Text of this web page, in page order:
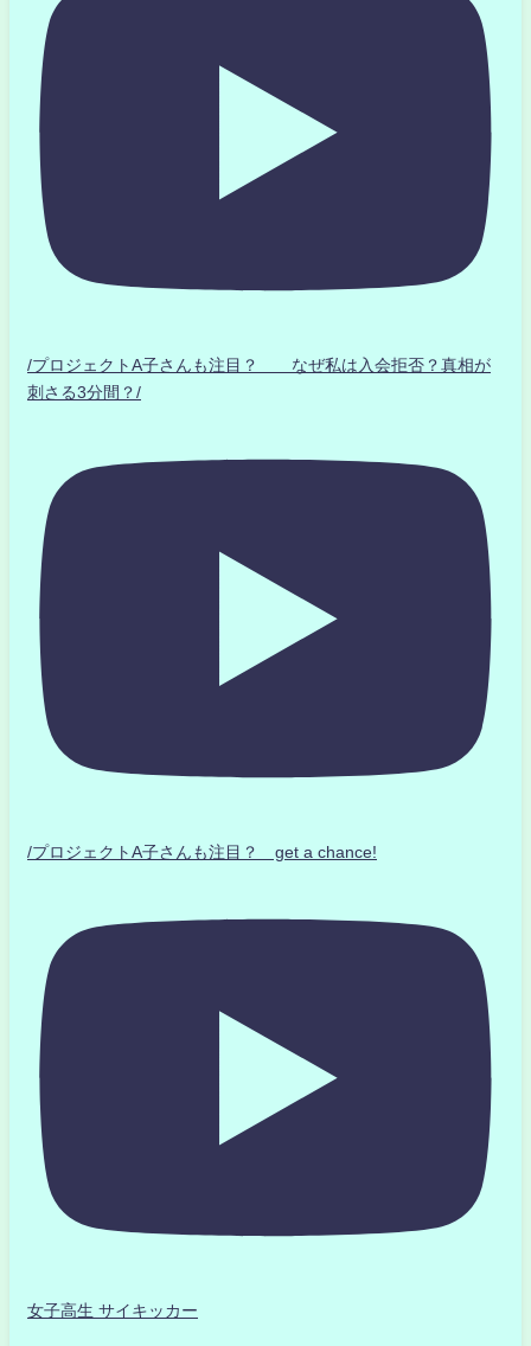
/プロジェクトA子さんも注目？ なぜ私は入会拒否？真相が
刺さる3分間？/
/プロジェクトA子さんも注目？ get a chance!
女子高生 サイキッカー